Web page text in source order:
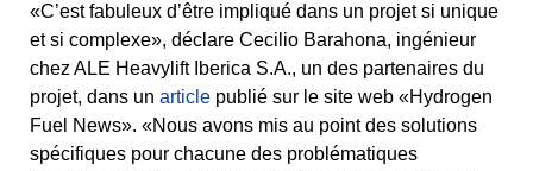
«C’est fabuleux d’être impliqué dans un projet si unique
et si complexe», déclare Cecilio Barahona, ingénieur
chez ALE Heavylift Iberica S.A., un des partenaires du
projet, dans un article publié sur le site web «Hydrogen
Fuel News». «Nous avons mis au point des solutions
spécifiques pour chacune des problématiques